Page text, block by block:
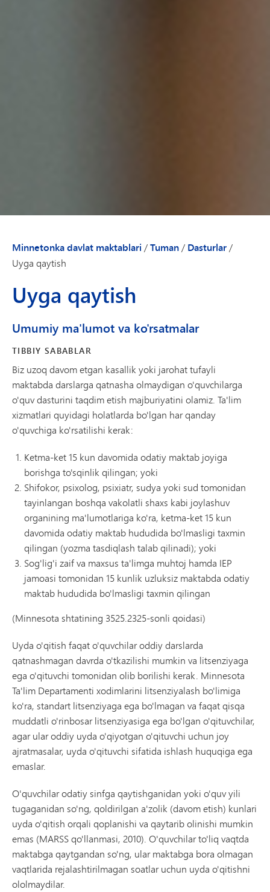
Minnetonka davlat maktablari /Tuman/ Dasturlar/
Uyga qaytish
Uyga qaytish
Umumiy ma'lumot va ko'rsatmalar
TIBBIY SABABLAR
Biz uzoq davom etgan kasallik yoki jarohat tufayli
maktabda darslarga qatnasha olmaydigan o'quvchilarga
o'quv dasturini taqdim etish majburiyatini olamiz. Ta'lim
xizmatlari quyidagi holatlarda bo'lgan har qanday
o'quvchiga ko'rsatilishi kerak:
Ketma-ket 15 kun davomida odatiy maktab joyiga
borishga to'sqinlik qilingan; yoki
Shifokor, psixolog, psixiatr, sudya yoki sud tomonidan
tayinlangan boshqa vakolatli shaxs kabi joylashuv
organining ma'lumotlariga ko'ra, ketma-ket 15 kun
davomida odatiy maktab hududida bo'lmasligi taxmin
qilingan (yozma tasdiqlash talab qilinadi); yoki
Sog'lig'i zaif va maxsus ta'limga muhtoj hamda IEP
jamoasi tomonidan 15 kunlik uzluksiz maktabda odatiy
maktab hududida bo'lmasligi taxmin qilingan
(Minnesota shtatining 3525.2325-sonli qoidasi)
Uyda o'qitish faqat o'quvchilar oddiy darslarda
qatnashmagan davrda o'tkazilishi mumkin va litsenziyaga
ega o'qituvchi tomonidan olib borilishi kerak. Minnesota
Ta'lim Departamenti xodimlarini litsenziyalash bo'limiga
ko'ra, standart litsenziyaga ega bo'lmagan va faqat qisqa
muddatli o'rinbosar litsenziyasiga ega bo'lgan o'qituvchilar,
agar ular oddiy uyda o'qiyotgan o'qituvchi uchun joy
ajratmasalar, uyda o'qituvchi sifatida ishlash huquqiga ega
emaslar.
O'quvchilar odatiy sinfga qaytishganidan yoki o'quv yili
tugaganidan so'ng, qoldirilgan a'zolik (davom etish) kunlari
uyda o'qitish orqali qoplanishi va qaytarib olinishi mumkin
emas (MARSS qo'llanmasi, 2010). O'quvchilar to'liq vaqtda
maktabga qaytgandan so'ng, ular maktabga bora olmagan
vaqtlarida rejalashtirilmagan soatlar uchun uyda o'qitishni
ololmaydilar.